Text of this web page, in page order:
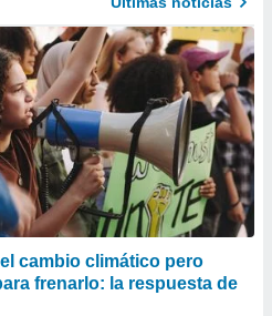
cambio climático pero
frenarlo: la respuesta de